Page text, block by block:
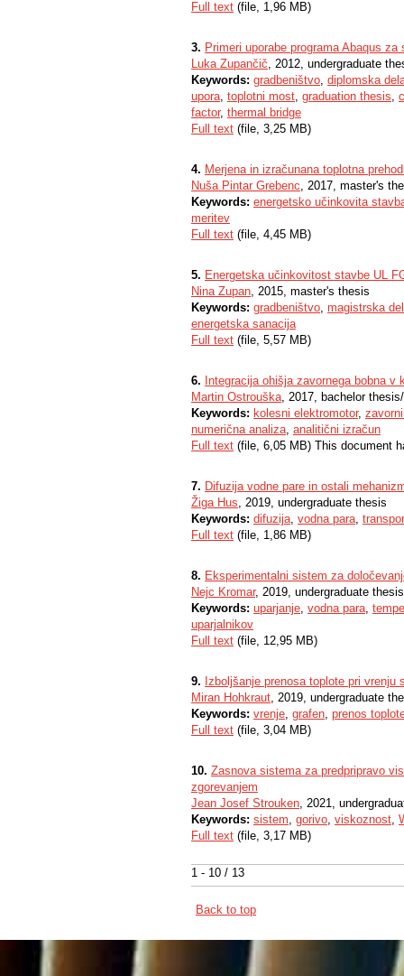
1 - 10 / 13
Full text (file, 1,96 MB)
3. Primeri uporabe programa Abaqus
Luka Zupančič, 2012, undergraduate
Keywords: gradbeništvo, diplomska
upora, toplotni most, graduation thesis,
factor, thermal bridge
Full text (file, 3,25 MB)
4. Merjena in izračunana toplotna
Nuša Pintar Grebenc, 2017, master's
Keywords: energetsko učinkovita
meritev
Full text (file, 4,45 MB)
5. Energetska učinkovitost stavbe UL
Nina Zupan, 2015, master's thesis
Keywords: gradbeništvo, magistrska
energetska sanacija
Full text (file, 5,57 MB)
6. Integracija ohišja zavornega bobna v
Martin Ostrouška, 2017, bachelor
Keywords: kolesni elektromotor,
numerična analiza, analitični izračun
Full text (file, 6,05 MB) This document
7. Difuzija vodne pare in ostali
Žiga Hus, 2019, undergraduate thesis
Keywords: difuzija, vodna para,
Full text (file, 1,86 MB)
8. Eksperimentalni sistem za
Nejc Kromar, 2019, undergraduate thesis
Keywords: uparjanje, vodna para,
uparjalnikov
Full text (file, 12,95 MB)
9. Izboljšanje prenosa toplote pri
Miran Hohkraut, 2019, undergraduate
Keywords: vrenje, grafen, prenos
Full text (file, 3,04 MB)
10. Zasnova sistema za predpripravo
zgorevanjem
Jean Josef Strouken, 2021,
Keywords: sistem, gorivo, viskoznost,
Full text (file, 3,17 MB)
Back to top